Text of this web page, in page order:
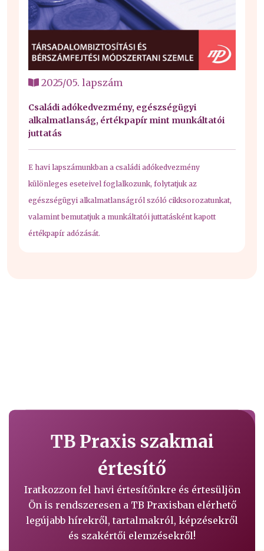
2025/05. lapszám
Családi adókedvezmény, egészségügyi
alkalmatlanság, értékpapír mint munkáltatói
juttatás
E havi lapszámunkban a családi adókedvezmény
különleges eseteivel foglalkozunk, folytatjuk az
egészségügyi alkalmatlanságról szóló cikksorozatunkat,
valamint bemutatjuk a munkáltatói juttatásként kapott
értékpapír adózását.
TB Praxis szakmai
értesítő
Iratkozzon fel havi értesítőnkre és értesüljön
Ön is rendszeresen a TB Praxisban elérhető
legújabb hírekről, tartalmakról, képzésekről
és szakértői elemzésekről!